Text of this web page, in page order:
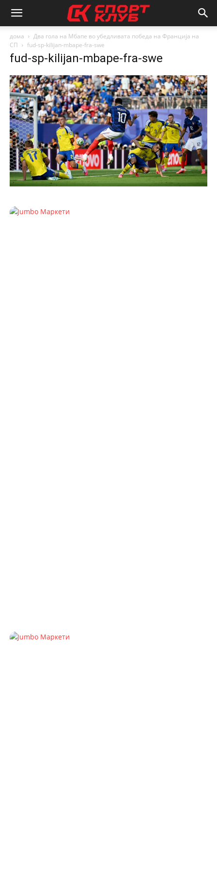
дома
Два гола на Мбапе во убедливата победа на Франција на
СП
fud-sp-kilijan-mbape-fra-swe
fud-sp-kilijan-mbape-fra-swe